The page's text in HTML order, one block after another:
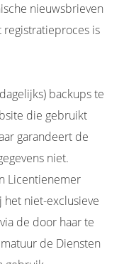
nieuwsbrieven
is
backups te
die gebruikt
garandeert de
niet.
Licentienemer
niet-exclusieve
de door haar te
de Diensten